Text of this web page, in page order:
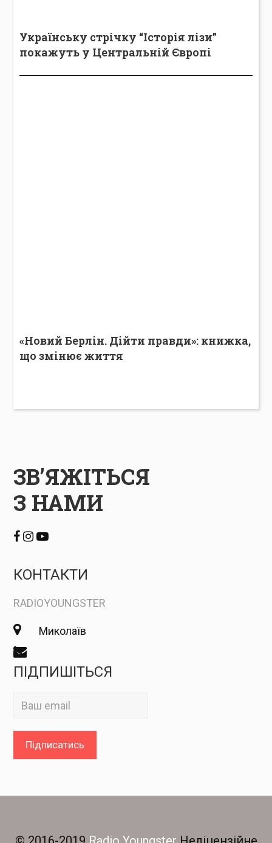
Українську стрічку “Історія лізи”
покажуть у Центральній Європі
«Новий Берлін. Дійти правди»: книжка,
що змінює життя
ЗВ’ЯЖІТЬСЯ
З НАМИ
КОНТАКТИ
RADIOYOUNGSTER
Миколаїв
ПІДПИШІТЬСЯ